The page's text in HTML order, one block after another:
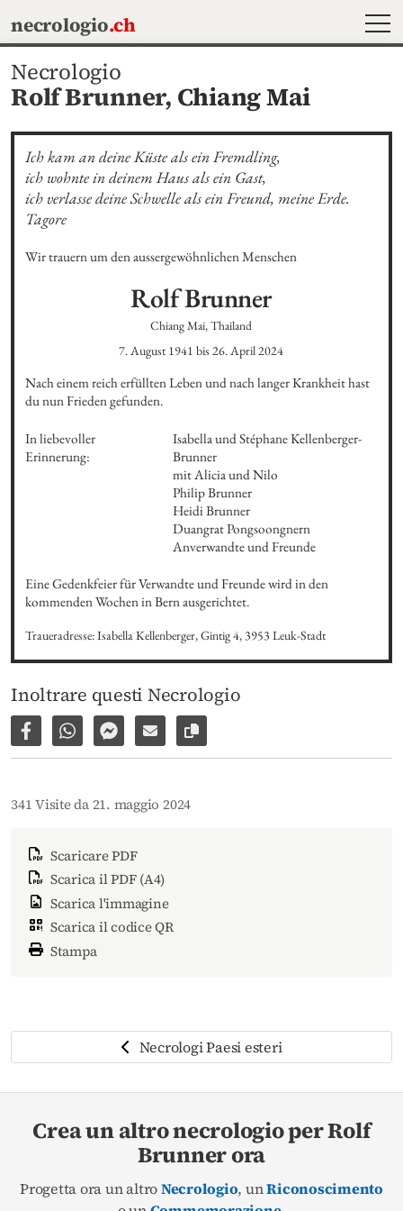
necrologio.ch
Necrologio
Rolf Brunner, Chiang Mai
Ich kam an deine Küste als ein Fremdling,
ich wohnte in deinem Haus als ein Gast,
ich verlasse deine Schwelle als ein Freund, meine Erde.
Tagore
Wir trauern um den aussergewöhnlichen Menschen
RolfBrunner
Chiang Mai, Thailand
7. August 1941 bis 26. April 2024
Nach einem reich erfüllten Leben und nach langer Krankheit hast
du nun Frieden gefunden.
In liebevoller
Erinnerung:
Isabella und Stéphane Kellenberger-
Brunner
mit Alicia und Nilo
Philip Brunner
Heidi Brunner
Duangrat Pongsoongnern
Anverwandte und Freunde
Eine Gedenkfeier für Verwandte und Freunde wird in den
kommenden Wochen in Bern ausgerichtet.
Traueradresse: Isabella Kellenberger, Gintig 4, 3953 Leuk-Stadt
Inoltrare questi Necrologio
Condividi su Facebook
Condividi su WhatsApp
Inviare per Facebook Messenger
Inviare per email
Copia il link alla pagina
341 Visite da 21. maggio 2024
Scaricare PDF
Scarica il PDF (A4)
Scarica l'immagine
Scarica il codice QR
Stampa
Necrologi Paesi esteri
Crea un altro necrologio per Rolf
Brunner ora
Progetta ora un altroNecrologio, unRiconoscimento